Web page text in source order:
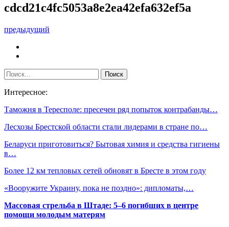
cdcd21c4fc5053a8e2ea42efa632ef5a
предыдущий
Интересное:
Таможня в Тересполе: пресечен ряд попыток контрабанды…
Лесхозы Брестской области стали лидерами в стране по…
Беларуси приготовиться? Бытовая химия и средства гигиены
в…
Более 12 км тепловых сетей обновят в Бресте в этом году
«Вооружите Украину, пока не поздно»: дипломаты,…
Массовая стрельба в Штаде: 5–6 погибших в центре
помощи молодым матерям